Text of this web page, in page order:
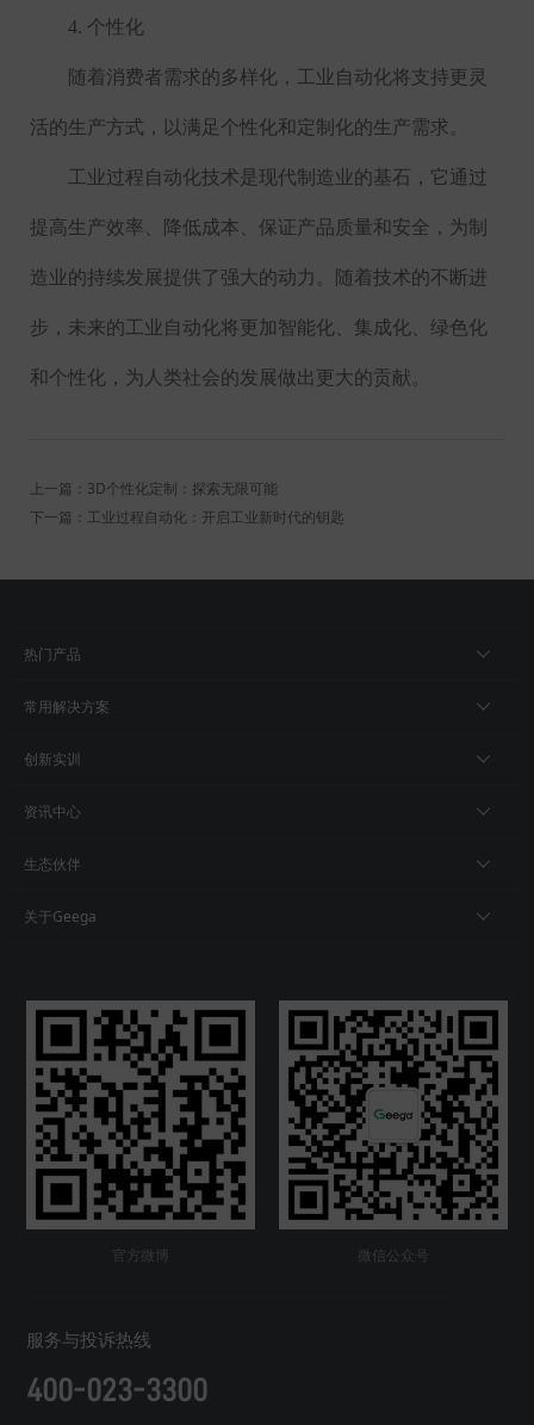
4. 个性化
随着消费者需求的多样化，工业自动化将支持更灵
活的生产方式，以满足个性化和定制化的生产需求。
工业过程自动化技术是现代制造业的基石，它通过
提高生产效率、降低成本、保证产品质量和安全，为制
造业的持续发展提供了强大的动力。随着技术的不断进
步，未来的工业自动化将更加智能化、集成化、绿色化
和个性化，为人类社会的发展做出更大的贡献。
上一篇：3D个性化定制：探索无限可能
下一篇：工业过程自动化：开启工业新时代的钥匙
热门产品
常用解决方案
创新实训
资讯中心
生态伙伴
关于Geega
官方微博 微信公众号
服务与投诉热线
400-023-3300